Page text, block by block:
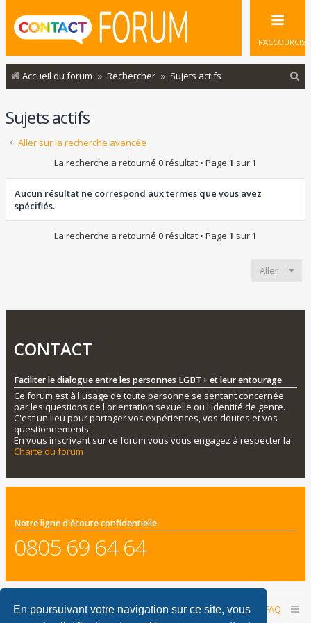
En poursuivant votre navigation sur ce site, vous
RACCOURCIS
Accueil du forum Rechercher Sujets actifs
Sujets actifs
Aller sur la recherche avancée
La recherche a retourné 0 résultat • Page 1 sur1
Aucun résultat ne correspond aux termes que vous avez
spécifiés.
La recherche a retourné 0 résultat • Page 1 sur1
Aller
CONTACT
Faciliter le dialogue entre les personnes LGBT+ et leur entourage
Ce forum est à l'usage de toute personne se sentant concernée
par les questions de l'orientation sexuelle ou l'identité de genre.
C'est un lieu pour partager vos expériences, vos doutes et vos
questionnements.
En vous inscrivant sur ce forum vous vous engagez à respecter la
Charte du forum
Notre ligne d'écoute confidentielle
0805 69 64 64
Accueil du forum FAQ
Nous contacter